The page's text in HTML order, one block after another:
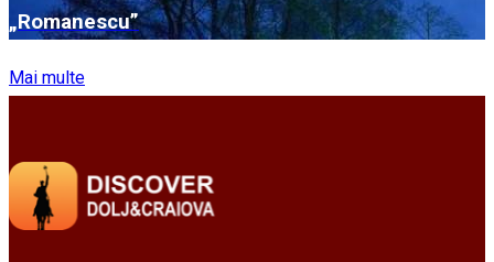
„Romanescu”
Mai multe